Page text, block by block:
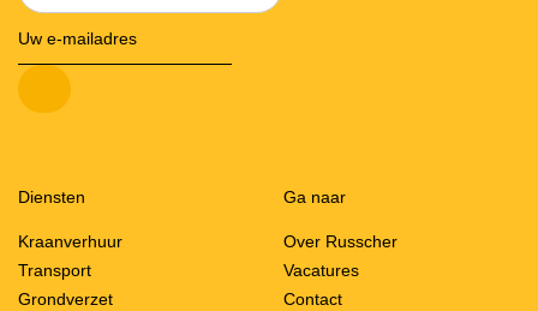
Diensten
Kraanverhuur
Transport
Grondverzet
Ga naar
Over Russcher
Vacatures
Contact